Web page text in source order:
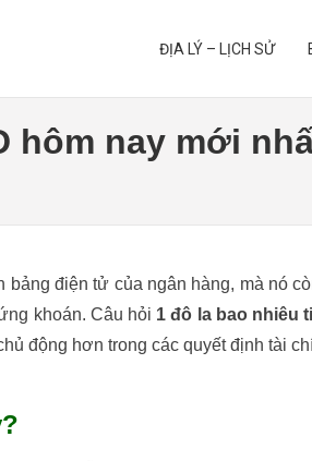
ĐỊA LÝ – LỊCH SỬ
hôm nay mới
điện tử của ngân hàng, mà nó
khoán. Câu hỏi 1 đô la bao nhiêu
động hơn trong các quyết định tài